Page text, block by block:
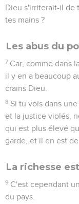
Dieu s'irriterait-il de
tes mains ?
Les abus du
7 Car, comme dans
il y en a beaucoup
crains Dieu.
8 Si tu vois dans
et la justice violés,
qui est plus élevé
garde, et il en est
La richesse
9 C'est cependant
du pays.